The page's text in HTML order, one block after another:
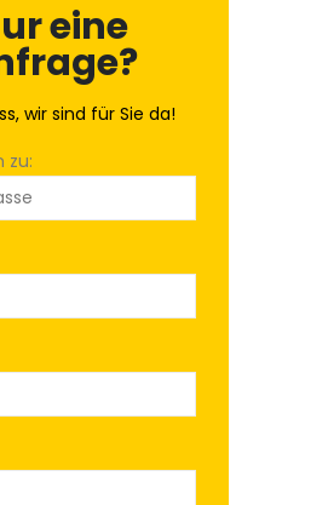
eine
wir sind für Sie da!
zu: